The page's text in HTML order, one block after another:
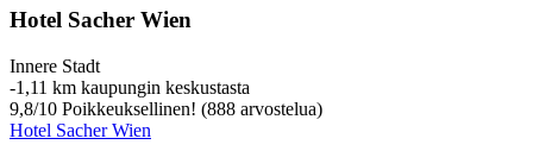
Hotel Sacher Wien
Innere Stadt
‐1,11 km kaupungin keskustasta
9,8/10 Poikkeuksellinen! (888 arvostelua)
Hotel Sacher Wien